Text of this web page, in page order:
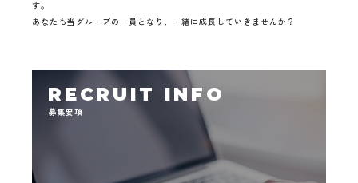
す。
あなたも当グループの一員となり、一緒に成長していきませんか？
RECRUIT INFO
募集要項